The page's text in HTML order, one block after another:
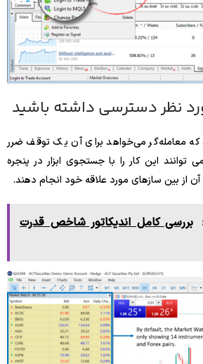
نظر دسترسی داشته باشید
که معامله‌گر می‌خواهد برای آن یک توقف ضرر
توانند این کار را با جستجوی ابزار در پنجره
بررسی کامل اندیکاتور شاخص قدرت